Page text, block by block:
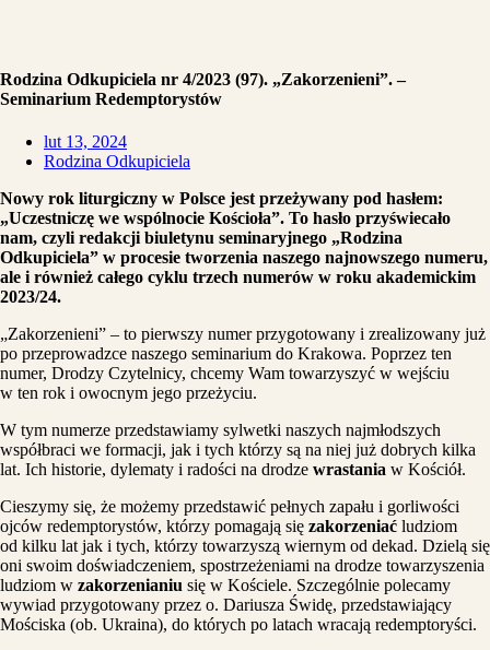
Rodzina Odkupiciela nr 4/2023 (97). „Zakorzenieni”. –
Seminarium Redemptorystów
lut 13, 2024
Rodzina Odkupiciela
Nowy rok liturgiczny w Polsce jest przeżywany pod hasłem:
„Uczestniczę we wspólnocie Kościoła”. To hasło przyświecało
nam, czyli redakcji biuletynu seminaryjnego „Rodzina
Odkupiciela” w procesie tworzenia naszego najnowszego numeru,
ale i również całego cyklu trzech numerów w roku akademickim
2023/24.
„Zakorzenieni” – to pierwszy numer przygotowany i zrealizowany już
po przeprowadzce naszego seminarium do Krakowa. Poprzez ten
numer, Drodzy Czytelnicy, chcemy Wam towarzyszyć w wejściu
w ten rok i owocnym jego przeżyciu.
W tym numerze przedstawiamy sylwetki naszych najmłodszych
współbraci we formacji, jak i tych którzy są na niej już dobrych kilka
lat. Ich historie, dylematy i radości na drodze wrastania w Kościół.
Cieszymy się, że możemy przedstawić pełnych zapału i gorliwości
ojców redemptorystów, którzy pomagają się zakorzeniać ludziom
od kilku lat jak i tych, którzy towarzyszą wiernym od dekad. Dzielą się
oni swoim doświadczeniem, spostrzeżeniami na drodze towarzyszenia
ludziom w zakorzenianiu się w Kościele. Szczególnie polecamy
wywiad przygotowany przez o. Dariusza Świdę, przedstawiający
Mościska (ob. Ukraina), do których po latach wracają redemptoryści.